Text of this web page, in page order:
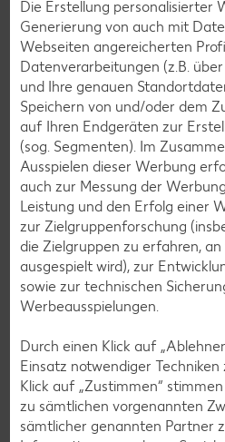
Raclette-Rezepte
Flammkuchen-Rezepte
Frühstücksrezepte
Salat-Rezepte
Spargel-Rezepte
Fleisch-Rezepte
Fisch-Rezepte
Geflügel-Rezepte
Lamm-Rezepte
Muffin-Rezepte
Apfelkuchen-Rezepte
Die Erstellung personalisierter
Generierung von auch mit
Webseiten angereicherten
Datenverarbeitungen (z.B.
und Ihre genauen
Speichern von und/oder dem
auf Ihren Endgeräten zur
(sog. Segmenten). Im
Ausspielen dieser Werbung
auch zur Messung der
Leistung und den Erfolg einer
zur Zielgruppenforschung
die Zielgruppen zu erfahren,
ausgespielt wird), zur
sowie zur technischen
Werbeausspielungen.
Durch einen Klick auf
Einsatz notwendiger Techniken
Klick auf „Zustimmen“
zu sämtlichen vorgenannten
sämtlicher genannten Partner